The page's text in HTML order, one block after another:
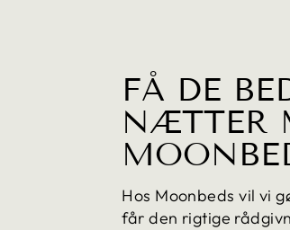
FÅ DE
NÆTTER
Hos Moonbeds vil vi
får den rigtige